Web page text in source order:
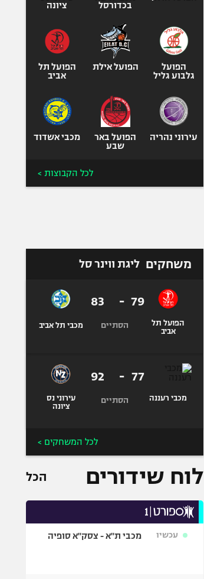
ספורט מוטורי
כדורמים
ספורט אתגרי
ואקסטרים
אומנויות לחימה
בכדורסל
ציונה
הפועל
גלבוע גליל
הפועל אילת
הפועל תל
אביב
עירוני נהריה
הפועל באר
שבע
מכבי אשדוד
לכל הקבוצות >
משחקים ליגת ווינר סל
הפועל תל
אביב
79
-
83
הסתיים מכבי תל אביב
מכבי רעננה
77
-
92
הסתיים
עירוני נס
ציונה
לכל המשחקים >
לוח שידורים הכל
עכשיו מכבי ת"א - צסק"א סופיה